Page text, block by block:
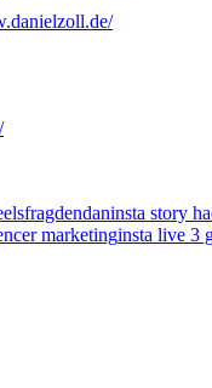
fragdendaninsta story
marketinginsta live 3